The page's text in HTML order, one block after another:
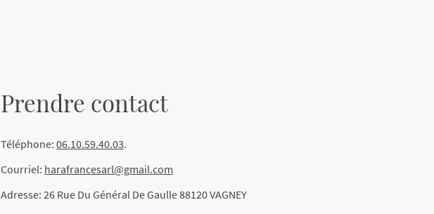
Prendre contact
Téléphone: 06.10.59.40.03.
Courriel: harafrancesarl@gmail.com
Adresse: 26 Rue Du Général De Gaulle 88120 VAGNEY